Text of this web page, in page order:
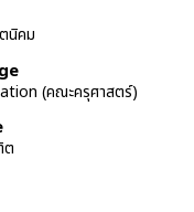
นิคม
(คณะครุศาสตร์)
ต